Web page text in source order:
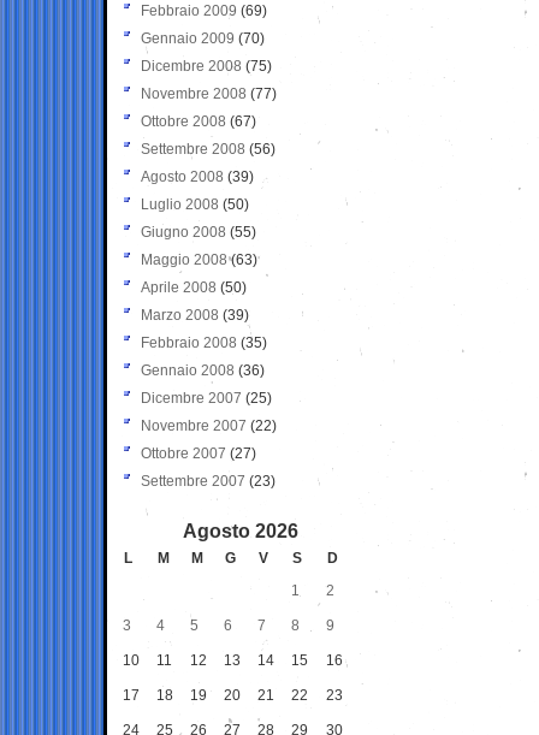
Febbraio 2009 (69)
Gennaio 2009 (70)
Dicembre 2008 (75)
Novembre 2008 (77)
Ottobre 2008 (67)
Settembre 2008 (56)
Agosto 2008 (39)
Luglio 2008 (50)
Giugno 2008 (55)
Maggio 2008(63)
Aprile 2008 (50)
Marzo 2008 (39)
Febbraio 2008 (35)
Gennaio 2008 (36)
Dicembre 2007 (25)
Novembre 2007 (22)
Ottobre 2007 (27)
Settembre 2007 (23)
Agosto 2026
L M M G V S
D
1
2
3 4 5 6 7 8 9
10 11 12 13 14 15 16
17 18 19 20 21 22 23
24 25 26 27 28 29 30